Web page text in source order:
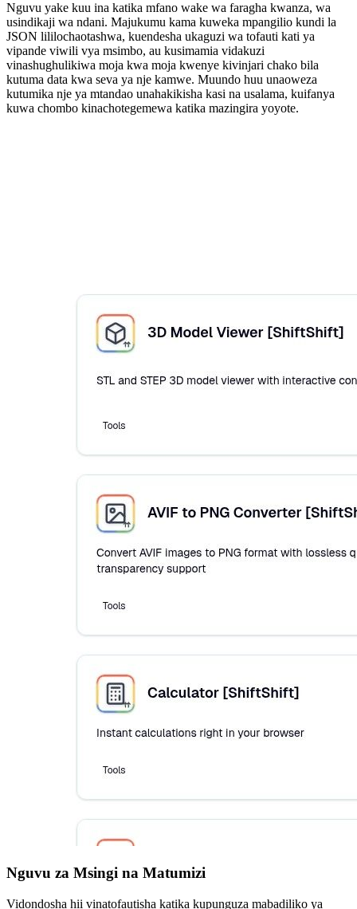
Nguvu yake kuu ina katika mfano wake wa faragha kwanza, wa
usindikaji wa ndani. Majukumu kama kuweka mpangilio kundi la
JSON lililochaotashwa, kuendesha ukaguzi wa tofauti kati ya
vipande viwili vya msimbo, au kusimamia vidakuzi
vinashughulikiwa moja kwa moja kwenye kivinjari chako bila
kutuma data kwa seva ya nje kamwe. Muundo huu unaoweza
kutumika nje ya mtandao unahakikisha kasi na usalama, kuifanya
kuwa chombo kinachotegemewa katika mazingira yoyote.
Nguvu za Msingi na Matumizi
Vidondosha hii vinatofautisha katika kupunguza mabadiliko ya